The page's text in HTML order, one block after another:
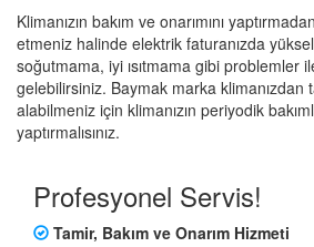
Klimanızın bakım ve onarımını
etmeniz halinde elektrik faturanızda
soğutmama, iyi ısıtmama gibi problemler
gelebilirsiniz. Baymak marka klimanızdan
alabilmeniz için klimanızın periyodik
yaptırmalısınız.
Profesyonel Servis!
Tamir, Bakım ve Onarım Hizmeti